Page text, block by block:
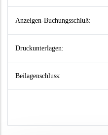
Anzeigen-Buchungsschluß:
Druckunterlagen:
Beilagenschluss: